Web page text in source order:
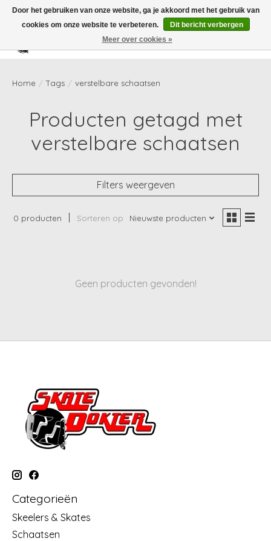
Verlanglijst
Home / Tags / verstelbare schaatsen
Producten getagd met
verstelbare schaatsen
Filters weergeven
0 producten Sorteren op Nieuwste producten
Geen producten gevonden!
Categorieën
Skeelers & Skates
Schaatsen
Door het gebruiken van onze website, ga je akkoord met het gebruik van
cookies om onze website te verbeteren.
Dit bericht verbergen
Meer over cookies »